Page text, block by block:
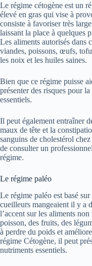
Le régime cétogène est un
élevé en gras qui vise à
consiste à favoriser très
laissant la place à quelques
Les aliments autorisés dans
viandes, poissons, œufs,
les noix et les huiles saines.
Bien que ce régime puisse
présenter des risques pour
essentiels.
Il peut également entraîner
maux de tête et la
sanguins de cholestérol
de consulter un
régime.
Le régime paléo
Le régime paléo est basé
cueilleurs mangeaient il y a
l’accent sur les aliments
poisson, des fruits, des
à perdre du poids et
régime Cétogène, il peut
nutriments essentiels.